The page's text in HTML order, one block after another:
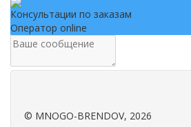
Консультации по заказам
Оператор online
© MNOGO-BRENDOV, 2026